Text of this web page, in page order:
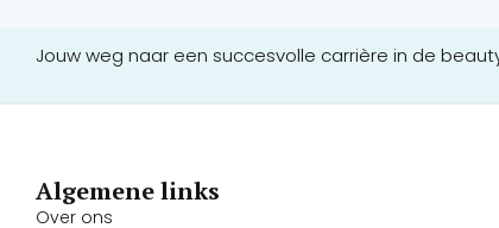
Jouw weg naar een succesvolle carrière in de
Algemene links
Over ons